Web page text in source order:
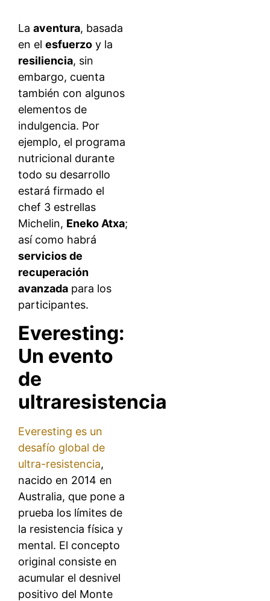
La aventura, basada
en el esfuerzo y la
resiliencia, sin
embargo, cuenta
también con algunos
elementos de
indulgencia. Por
ejemplo, el programa
nutricional durante
todo su desarrollo
estará firmado el
chef 3 estrellas
Michelin, Eneko Atxa;
así como habrá
servicios de
recuperación
avanzada para los
participantes.
Everesting:
Un evento
de
ultraresistencia
Everesting es un
desafío global de
ultra-resistencia,
nacido en 2014 en
Australia, que pone a
prueba los límites de
la resistencia física y
mental. El concepto
original consiste en
acumular el desnivel
positivo del Monte